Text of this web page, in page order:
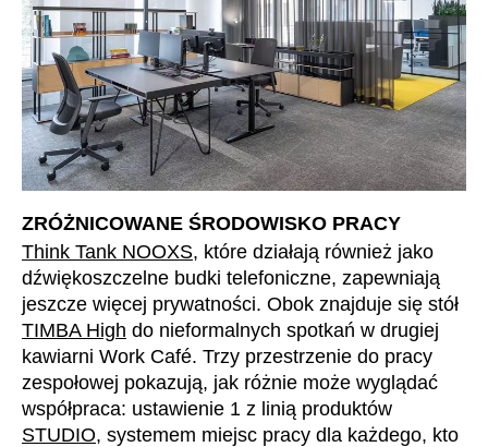
Słowenia(SI)
Tajlandia(TH)
Tajwan(TW)
Tanzania(TZ)
Tunezja(TN)
Ukraina(UA)
Wielka Brytania (GB)
Wybrzeże Kości Słoniowej (CI)
Węgry(HU)
Włochy(IT)
Zjednoczone Emiraty Arabskie(AE)
Łotwa (LV)
ZRÓŻNICOWANE ŚRODOWISKO PRACY
Think Tank NOOXS, które działają również jako
dźwiękoszczelne budki telefoniczne, zapewniają
jeszcze więcej prywatności. Obok znajduje się stół
TIMBA High do nieformalnych spotkań w drugiej
kawiarni Work Café. Trzy przestrzenie do pracy
zespołowej pokazują, jak różnie może wyglądać
współpraca: ustawienie 1 z linią produktów
STUDIO, systemem miejsc pracy dla każdego, kto